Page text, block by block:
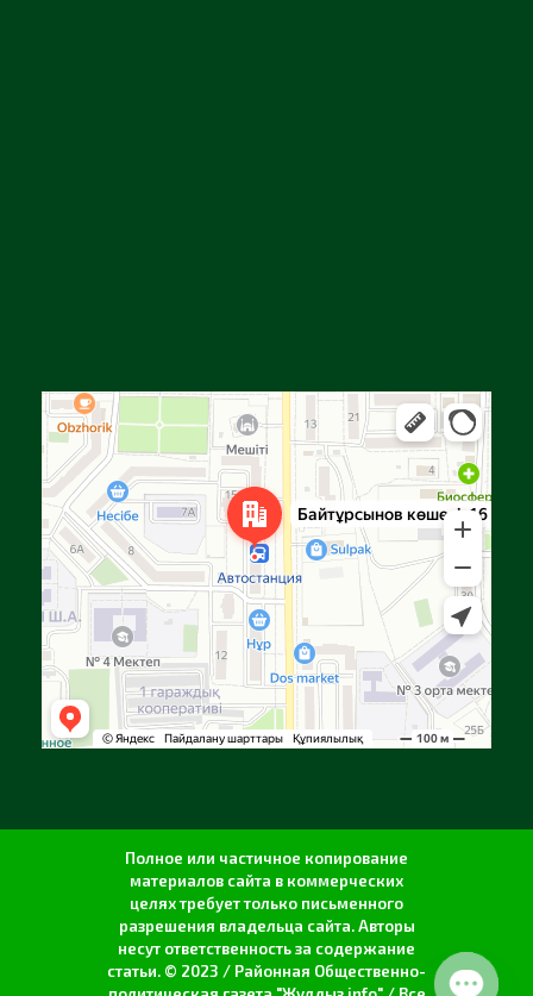
Улица Байтурсынова, 16 — Яндекс Карты
Полное или частичное копирование
материалов сайта в коммерческих
целях требует только письменного
разрешения владельца сайта. Авторы
несут ответственность за содержание
статьи. © 2023 / Районная Общественно-